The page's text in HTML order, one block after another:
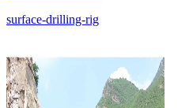
surface-drilling-rig